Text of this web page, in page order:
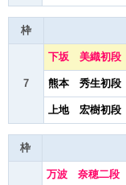
枠
7
下坂 美織初段
熊本 秀生初段
上地 宏樹初段
枠
万波 奈穂二段